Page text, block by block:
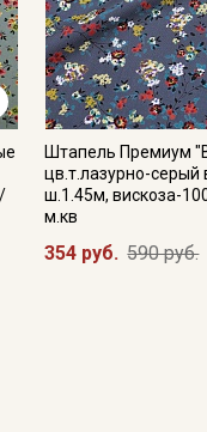
Штапель Премиум
цв.т.лазурно-серый
ш.1.45м, вискоза-
м.кв
354 руб. 590 руб.